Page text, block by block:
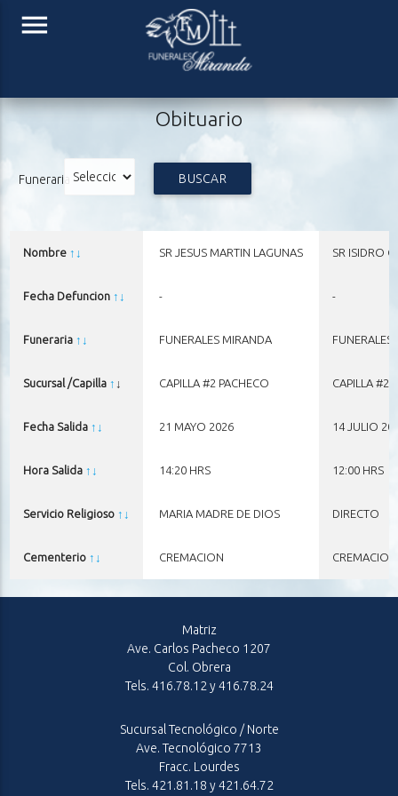
menu
Obituario
Funeraria BUSCAR
Nombre ↑ ↓
Fecha Defuncion ↑ ↓
Funeraria ↑ ↓
Sucursal /Capilla ↑ ↓
Fecha Salida ↑ ↓
Hora Salida ↑ ↓
Servicio Religioso ↑ ↓
Cementerio ↑ ↓
SR JESUS MARTIN LAGUNAS
-
FUNERALES MIRANDA
CAPILLA #2 PACHECO
21 MAYO 2026
14:20 HRS
MARIA MADRE DE DIOS
CREMACION
SR ISIDRO
-
FUNERALES
CAPILLA #2
14 JULIO
12:00 HRS
DIRECTO
CREMACION
Matriz
Ave. Carlos Pacheco 1207
Col. Obrera
Tels. 416.78.12 y 416.78.24
Sucursal Tecnológico / Norte
Ave. Tecnológico 7713
Fracc. Lourdes
Tels. 421.81.18 y 421.64.72